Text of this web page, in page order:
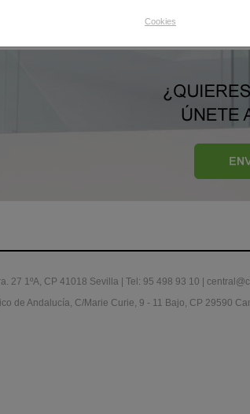
Cookies
27 1ºA, CP 41018 Sevilla | Tel: 95 498 93 10 |
de Andalucía, C/Marie Curie, 9 - 11 Bajo, CP 29590